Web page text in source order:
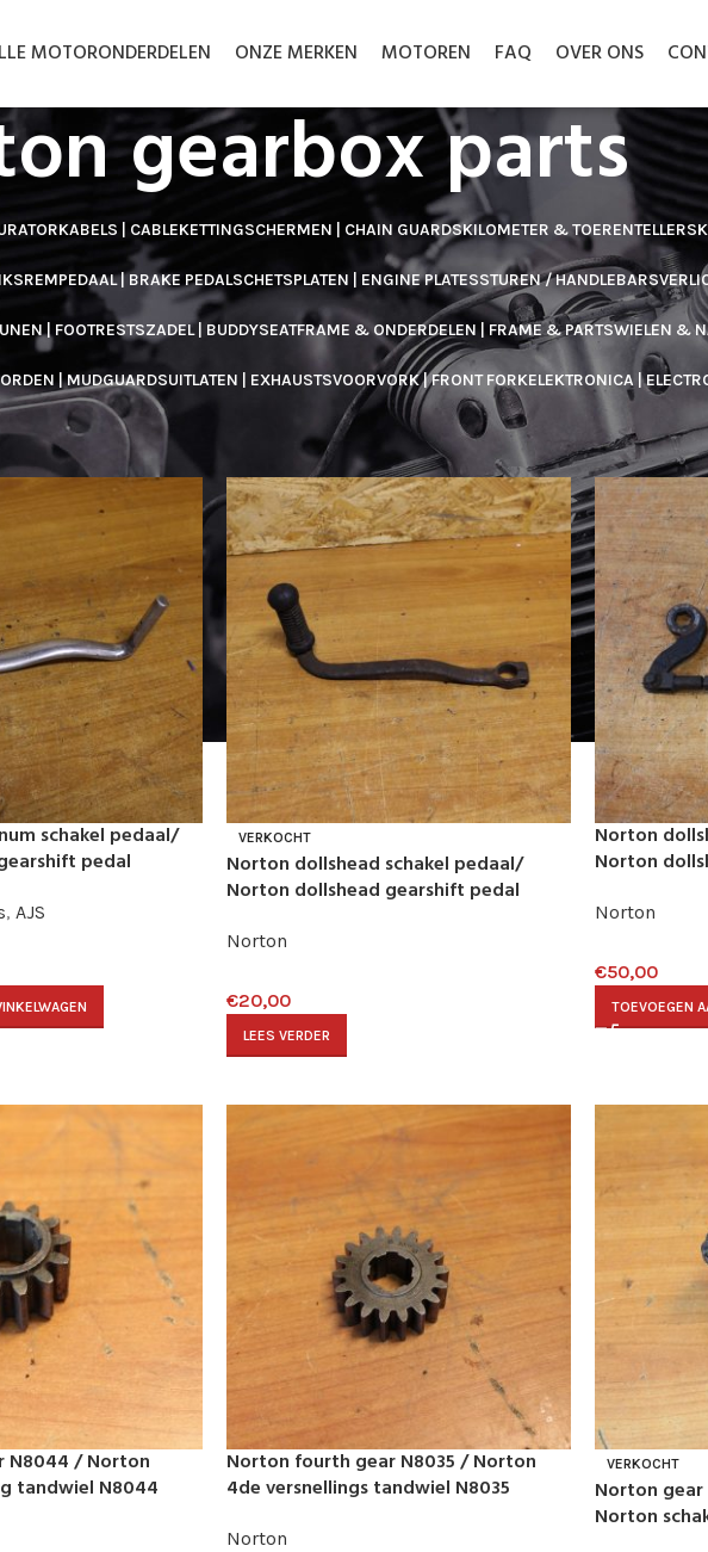
MOTORONDERDELEN ONZE MERKEN MOTOREN FAQ OVER ONS
gearbox parts
KABELS | CABLEKETTINGSCHERMEN | CHAIN GUARDSKILOMETER & TOERENTELLERS
REMPEDAAL | BRAKE PEDALSCHETSPLATEN | ENGINE PLATESSTUREN / HANDLEBARS
| FOOTRESTSZADEL | BUDDYSEATFRAME & ONDERDELEN | FRAME & PARTSWIELEN &
| MUDGUARDSUITLATEN | EXHAUSTSVOORVORK | FRONT FORKELEKTRONICA |
| Gearbox parts Norton gearbox parts Toon 30 90
schakel pedaal/
pedal
, AJS
VERKOCHT
Norton dollshead schakel pedaal/
Norton dollshead gearshift pedal
Norton
€20,00
LEES VERDER
Norton
Norton
Norton
€50,00
TOEVOEGEN
N8044 / Norton
tandwiel N8044
Norton fourth gear N8035 / Norton
4de versnellings tandwiel N8035
Norton
VERKOCHT
Norton
Norton